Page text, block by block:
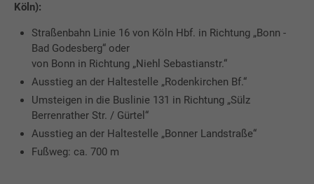
Köln):
Straßenbahn Linie 16 von Köln Hbf. in Richtung „Bonn -
Bad Godesberg“ oder
von Bonn in Richtung „Niehl Sebastianstr.“
Ausstieg an der Haltestelle „Rodenkirchen Bf.“
Umsteigen in die Buslinie 131 in Richtung „Sülz
Berrenrather Str. / Gürtel“
Ausstieg an der Haltestelle „Bonner Landstraße“
Fußweg: ca. 700 m